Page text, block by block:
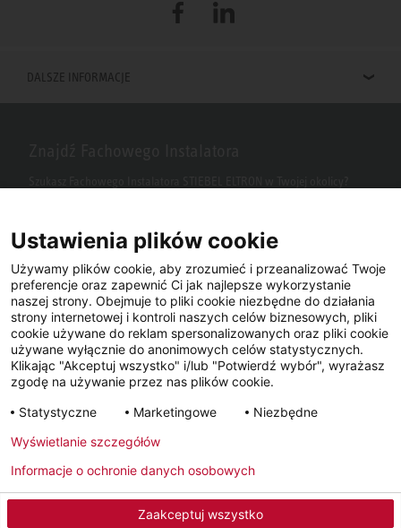
FacebookLinkedIn
DALSZE INFORMACJE
Metryka Polityka prywatności Newsletter
Facebook YouTube LinkedIn
Instagram
Ustawienia plików cookie
Używamy plików cookie, aby zrozumieć i przeanalizować Twoje
preferencje oraz zapewnić Ci jak najlepsze wykorzystanie
naszej strony. Obejmuje to pliki cookie niezbędne do działania
strony internetowej i kontroli naszych celów biznesowych, pliki
cookie używane do reklam spersonalizowanych oraz pliki cookie
używane wyłącznie do anonimowych celów statystycznych.
Klikając "Akceptuj wszystko" i/lub "Potwierdź wybór", wyrażasz
zgodę na używanie przez nas plików cookie.
Statystyczne
Marketingowe Niezbędne
Zaakceptuj wszystko
Wyświetlanie szczegółów
Informacje o ochronie danych osobowych